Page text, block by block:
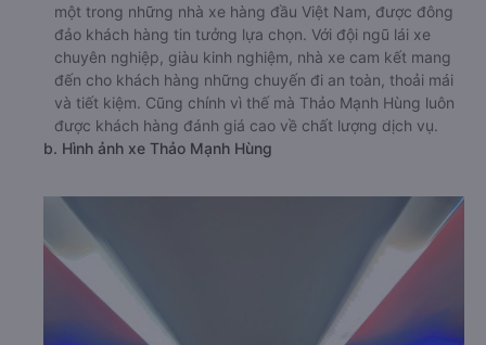
một trong những nhà xe hàng đầu Việt Nam, được đông
đảo khách hàng tin tưởng lựa chọn. Với đội ngũ lái xe
chuyên nghiệp, giàu kinh nghiệm, nhà xe cam kết mang
đến cho khách hàng những chuyến đi an toàn, thoải mái
và tiết kiệm. Cũng chính vì thế mà Thảo Mạnh Hùng luôn
được khách hàng đánh giá cao về chất lượng dịch vụ.
b. Hình ảnh xe Thảo Mạnh Hùng